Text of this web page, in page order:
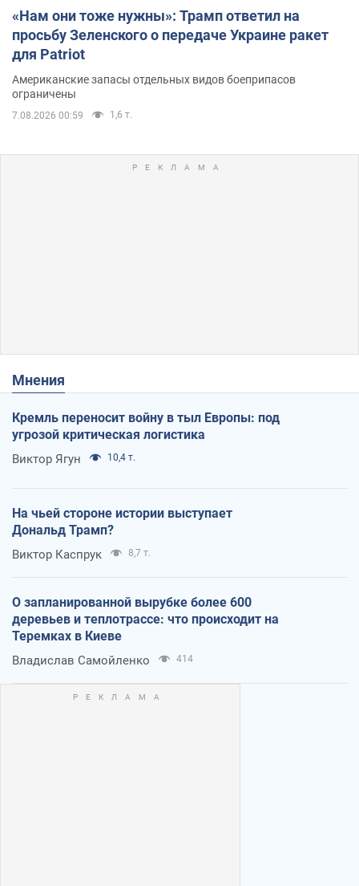
«Нам они тоже нужны»: Трамп ответил на
просьбу Зеленского о передаче Украине ракет
для Patriot
Американские запасы отдельных видов боеприпасов
ограничены
7.08.2026 00:59 1,6 т.
Мнения
Кремль переносит войну в тыл Европы: под
угрозой критическая логистика
Виктор Ягун 10,4 т.
На чьей стороне истории выступает
Дональд Трамп?
Виктор Каспрук 8,7 т.
О запланированной вырубке более 600
деревьев и теплотрассе: что происходит на
Теремках в Киеве
Владислав Самойленко 414